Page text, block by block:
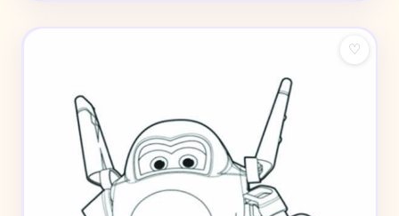
♡